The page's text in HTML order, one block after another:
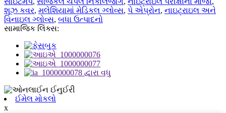
શૂઝ કવર, મલેશિયામાં મેડિકલ ગ્લોવ્સ, પે એપ્રોન, નાઇટ્રાઇલ અને
વિનાઇલ ગ્લોવ્સ, બધા ઉત્પાદનો
સામાજિક લિંક્સ:
ઈમેલ મોકલો
x